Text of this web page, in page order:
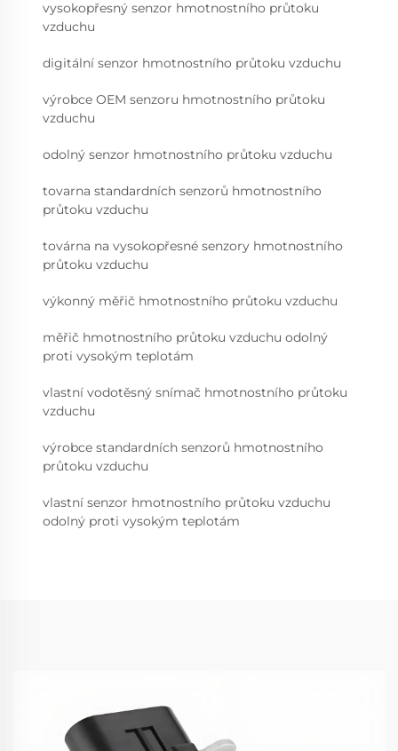
vysokopřesný senzor hmotnostního průtoku
vzduchu
digitální senzor hmotnostního průtoku vzduchu
výrobce OEM senzoru hmotnostního průtoku
vzduchu
odolný senzor hmotnostního průtoku vzduchu
tovarna standardních senzorů hmotnostního
průtoku vzduchu
továrna na vysokopřesné senzory hmotnostního
průtoku vzduchu
výkonný měřič hmotnostního průtoku vzduchu
měřič hmotnostního průtoku vzduchu odolný
proti vysokým teplotám
vlastní vodotěsný snímač hmotnostního průtoku
vzduchu
výrobce standardních senzorů hmotnostního
průtoku vzduchu
vlastní senzor hmotnostního průtoku vzduchu
odolný proti vysokým teplotám